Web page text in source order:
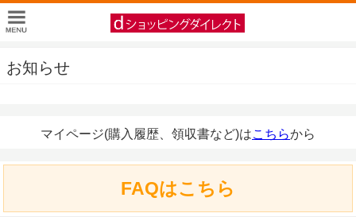
お知らせ
マイページ(購入履歴、領収書など)はこちらから
FAQはこちら